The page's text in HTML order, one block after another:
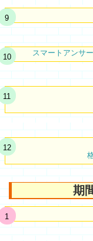
スマートアンサ
期